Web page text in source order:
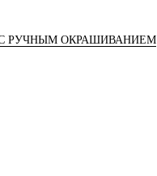
С РУЧНЫМ ОКРАШИВАНИЕМ